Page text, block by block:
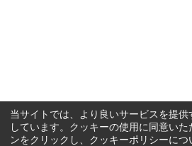
当サイトでは、より良いサービスを提
しています。クッキーの使用に同意い
ンをクリックし、クッキーポリシーに